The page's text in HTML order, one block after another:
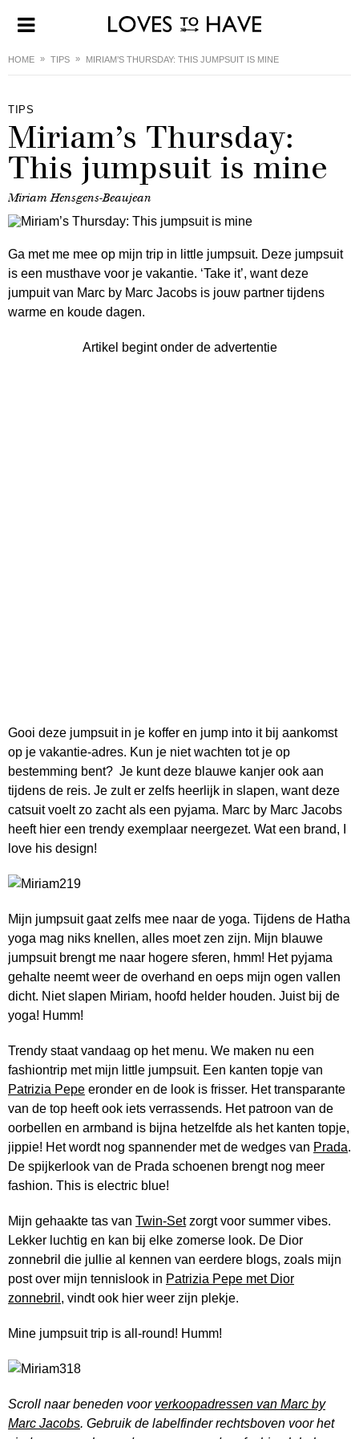
HOME TIPS MIRIAM’S THURSDAY: THIS JUMPSUIT IS MINE
TIPS
Miriam’s Thursday:
This jumpsuit is mine
Miriam Hensgens-Beaujean
Ga met me mee op mijn trip in little jumpsuit. Deze jumpsuit
is een musthave voor je vakantie. ‘Take it’, want deze
jumpuit van Marc by Marc Jacobs is jouw partner tijdens
warme en koude dagen.
Artikel begint onder de advertentie
Gooi deze jumpsuit in je koffer en jump into it bij aankomst
op je vakantie-adres. Kun je niet wachten tot je op
bestemming bent? Je kunt deze blauwe kanjer ook aan
tijdens de reis. Je zult er zelfs heerlijk in slapen, want deze
catsuit voelt zo zacht als een pyjama. Marc by Marc Jacobs
heeft hier een trendy exemplaar neergezet. Wat een brand, I
love his design!
Mijn jumpsuit gaat zelfs mee naar de yoga. Tijdens de Hatha
yoga mag niks knellen, alles moet zen zijn. Mijn blauwe
jumpsuit brengt me naar hogere sferen, hmm! Het pyjama
gehalte neemt weer de overhand en oeps mijn ogen vallen
dicht. Niet slapen Miriam, hoofd helder houden. Juist bij de
yoga! Humm!
Trendy staat vandaag op het menu. We maken nu een
fashiontrip met mijn little jumpsuit. Een kanten topje van
Patrizia Pepe eronder en de look is frisser. Het transparante
van de top heeft ook iets verrassends. Het patroon van de
oorbellen en armband is bijna hetzelfde als het kanten topje,
jippie! Het wordt nog spannender met de wedges van Prada.
De spijkerlook van de Prada schoenen brengt nog meer
fashion. This is electric blue!
Mijn gehaakte tas van Twin-Setzorgt voor summer vibes.
Lekker luchtig en kan bij elke zomerse look. De Dior
zonnebril die jullie al kennen van eerdere blogs, zoals mijn
post over mijn tennislook in Patrizia Pepe met Dior
zonnebril , vindt ook hier weer zijn plekje.
Mine jumpsuit trip is all-round! Humm!
Scroll naar beneden voor verkoopadressen van Marc by
Marc Jacobs. Gebruik de labelfinder rechtsboven voor het